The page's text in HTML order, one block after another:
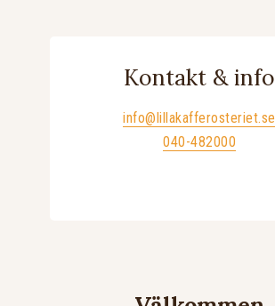
Kontakt & info
info@lillakafferosteriet.se
040-482000